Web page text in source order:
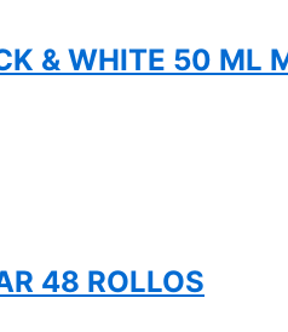
& WHITE 50 ML
48 ROLLOS